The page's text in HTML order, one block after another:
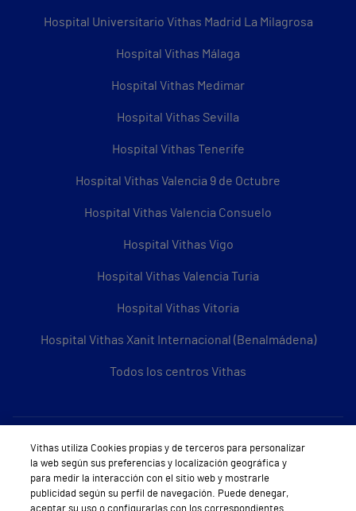
Hospital Universitario Vithas Madrid La Milagrosa
Hospital Vithas Málaga
Hospital Vithas Medimar
Hospital Vithas Sevilla
Hospital Vithas Tenerife
Hospital Vithas Valencia 9 de Octubre
Hospital Vithas Valencia Consuelo
Hospital Vithas Vigo
Hospital Vithas Valencia Turia
Hospital Vithas Vitoria
Hospital Vithas Xanit Internacional (Benalmádena)
Todos los centros Vithas
Sobre Vithas
Quiénes somos
Trabajar en Vithas
Vithas utiliza Cookies propias y de terceros para personalizar
la web según sus preferencias y localización geográfica y
para medir la interacción con el sitio web y mostrarle
publicidad según su perfil de navegación. Puede denegar,